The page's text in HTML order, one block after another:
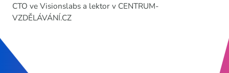
CTO ve Visionslabs a lektor v CENTRUM-
VZDĚLÁVÁNÍ.CZ